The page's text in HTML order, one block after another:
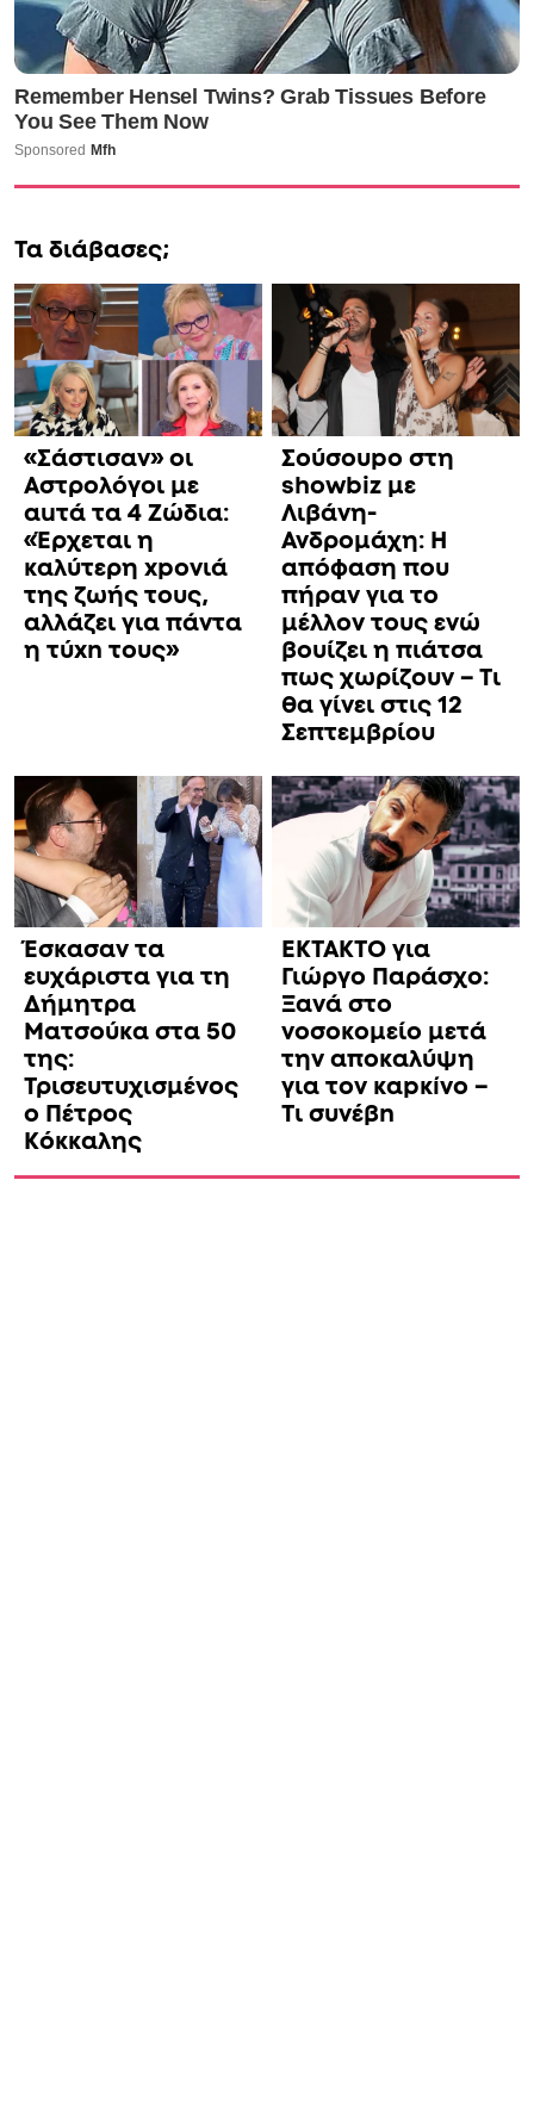
Τα διάβασες;
«Σάστισαν» οι
Αστρολόγοι με
αuτά τα 4 Zώδια:
«Έρχεται η
καλύτερη xpoνιά
της ζωής τους,
αλλάζει για πάντα
η τύxn τους»
Σούσουpo στη
showbiz με
Λιβάνη-
Ανδρομάχη: Η
απόφαση που
πήραν για το
μέλλον τους ενώ
βουίζει η πιάτσα
πως χωρίζουν – Τι
θα γίνει στις 12
Σεπτεμβρίου
Έσκασαν τα
ευχάριστα για τη
Δήμητρα
Ματσούκα στα 50
της:
Τρισευτυχισμένος
ο Πέτρος
Κόκκαλης
ΕΚΤΑΚΤΟ για
Γιώργο Παράσχο:
Ξανά στο
νοσοκομείο μετά
την αποκαλύψη
για τον καpκíνο –
Τι συνέβn